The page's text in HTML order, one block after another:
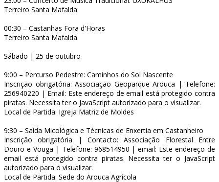
Terreiro Santa Mafalda
00:30 – Castanhas Fora d'Horas
Terreiro Santa Mafalda
Sábado | 25 de outubro
9:00 – Percurso Pedestre: Caminhos do Sol Nascente
Inscrição obrigatória: Associação Geoparque Arouca | Telefone:
256940220 | Email: Este endereço de email está protegido contra
piratas. Necessita ter o JavaScript autorizado para o visualizar.
Local de Partida: Igreja Matriz de Moldes
9:30 – Saída Micológica e Técnicas de Enxertia em Castanheiro
Inscrição obrigatória | Contacto: Associação Florestal Entre
Douro e Vouga | Telefone: 968514950 | email: Este endereço de
email está protegido contra piratas. Necessita ter o JavaScript
autorizado para o visualizar.
Local de Partida: Sede do Arouca Agrícola